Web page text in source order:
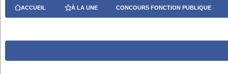
ACCUEIL À LA UNE CONCOURS FONCTION PUBLIQUE